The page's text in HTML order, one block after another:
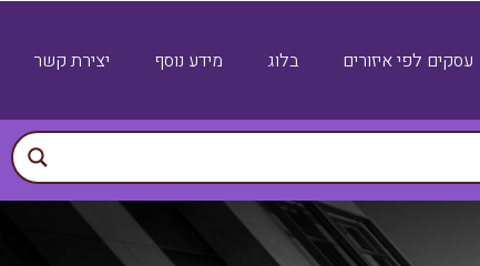
עסקים לפי איזורים בלוג מידע נוסף יצירת קשר